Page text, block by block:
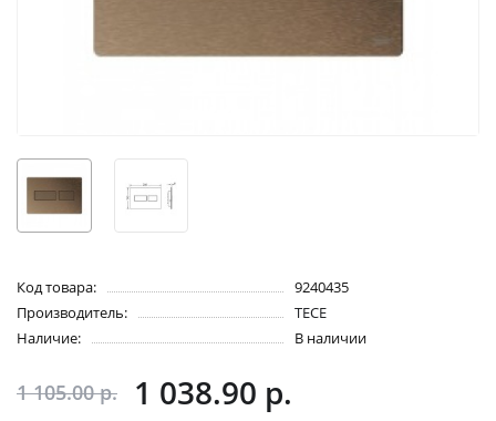
Код товара:
9240435
Производитель:
TECE
Наличие:
В наличии
1 105.00 р. 1 038.90 р.